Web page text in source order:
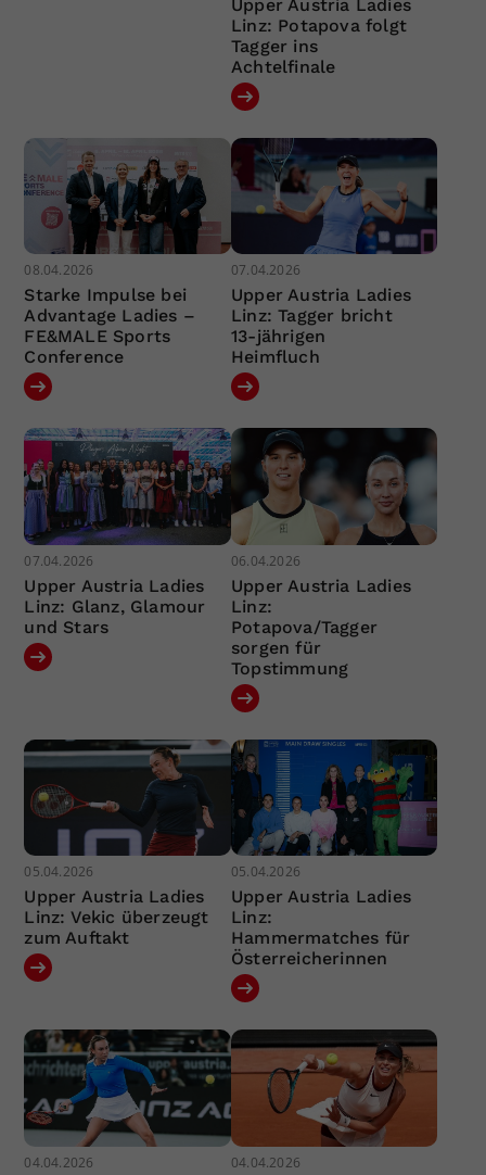
Upper Austria Ladies
Linz: Potapova folgt
Tagger ins
Achtelfinale
08.04.2026
Starke Impulse bei
Advantage Ladies –
FE&MALE Sports
Conference
07.04.2026
Upper Austria Ladies
Linz: Tagger bricht
13-jährigen
Heimfluch
07.04.2026
Upper Austria Ladies
Linz: Glanz, Glamour
und Stars
06.04.2026
Upper Austria Ladies
Linz:
Potapova/Tagger
sorgen für
Topstimmung
05.04.2026
Upper Austria Ladies
Linz: Vekic überzeugt
zum Auftakt
05.04.2026
Upper Austria Ladies
Linz:
Hammermatches für
Österreicherinnen
04.04.2026 04.04.2026